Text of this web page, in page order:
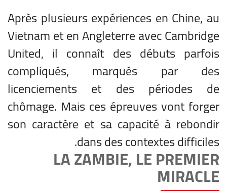
Après plusieurs expériences en Chine, au
Vietnam et en Angleterre avec Cambridge
United, il connaît des débuts parfois
compliqués, marqués par des
licenciements et des périodes de
chômage. Mais ces épreuves vont forger
son caractère et sa capacité à rebondir
dans des contextes difficiles.
LA ZAMBIE, LE PREMIER
MIRACLE